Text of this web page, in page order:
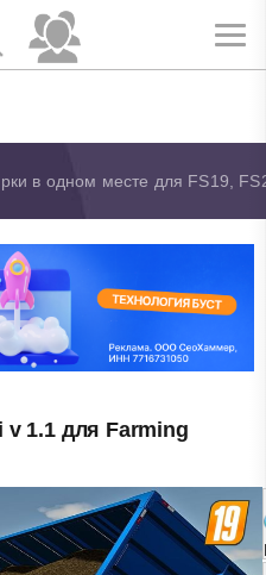
в одном месте для FS19,
1.1 для Farming